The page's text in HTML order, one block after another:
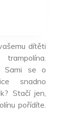
dítěti
Sami se o
snadno
Stačí jen,
pořídíte.